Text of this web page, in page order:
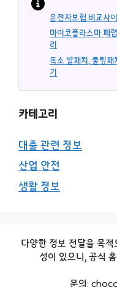
운전자보험 비교사
마이코플라스마 폐
리
독소 발패치, 쿨링패
기
카테고리
대출 관련 정보
산업 안전
생활 정보
다양한 정보 전달을 목
성이 있으니, 공식
문의: